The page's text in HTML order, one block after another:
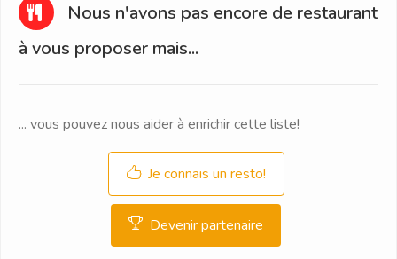
Nous n'avons pas encore de restaurant
à vous proposer mais...
... vous pouvez nous aider à enrichir cette liste!
Je connais un resto!
Devenir partenaire